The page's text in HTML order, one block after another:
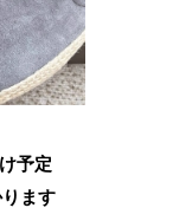
予定
ります